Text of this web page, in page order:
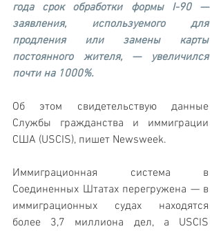
года срок обработки формы I-90 —
заявления, используемого для
продления или замены карты
постоянного жителя, — увеличился
почти на 1000%.
Об этом свидетельствую данные
Службы гражданства и иммиграции
США (USCIS), пишет Newsweek.
Иммиграционная система в
Соединенных Штатах перегружена — в
иммиграционных судах находятся
более 3,7 миллиона дел, а USCIS